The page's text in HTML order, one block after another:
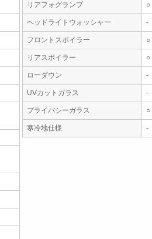
リアフォグランプ ○
ヘッドライトウォッシャー -
フロントスポイラー ○
リアスポイラー ○
ローダウン -
UVカットガラス -
プライバシーガラス ○
寒冷地仕様 -